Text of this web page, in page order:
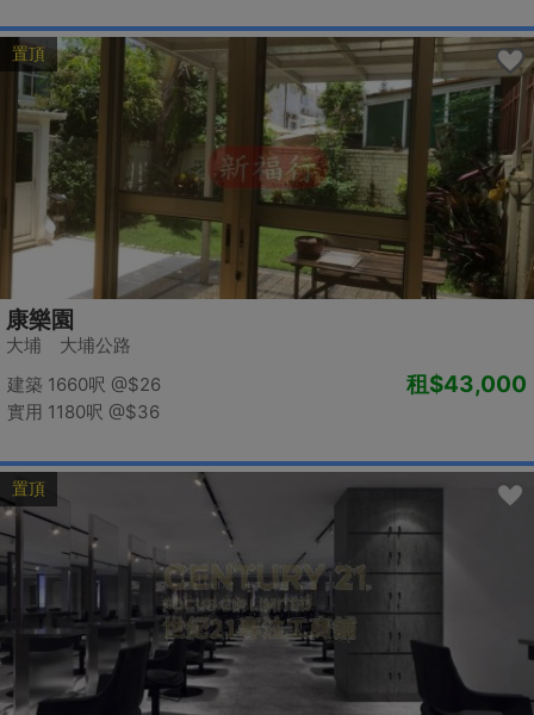
置頂
康樂園
大埔 大埔公路
建築 1660呎 @$26
實用 1180呎 @$36
租$43,000
置頂